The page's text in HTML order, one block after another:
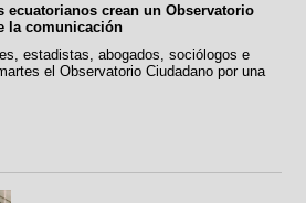
ecuatorianos crean un Observatorio
la comunicación
estadistas, abogados, sociólogos e
el Observatorio Ciudadano por una